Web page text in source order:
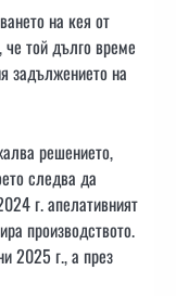
на кея от
че той дълго време
задължението на
решението,
следва да
г. апелативният
производството.
2025 г., а през